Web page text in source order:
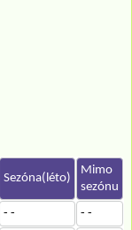
Sezóna(léto)
Mimo
sezónu
- - - -